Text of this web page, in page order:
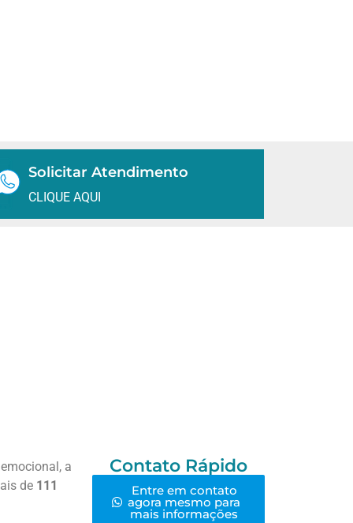
Solicitar Atendimento
CLIQUE AQUI
a
de 111
Contato Rápido
Entre em contato
agora mesmo para
mais informações